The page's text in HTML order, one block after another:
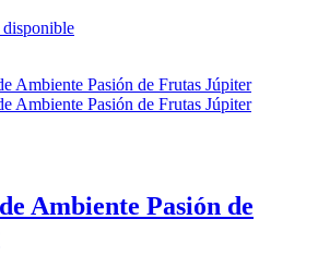
Ambiente Pasión de